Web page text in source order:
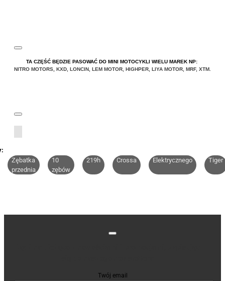
TA CZĘŚĆ BĘDZIE PASOWAĆ DO MINI MOTOCYKLI WIELU MAREK NP:
NITRO MOTORS KXD LONCIN LEM MOTOR HIGHPER LIYA MOTOR MRF, XTM
Zębatka
przednia
10
zębów
219h Crossa Elektrycznego Tiger
Twój email